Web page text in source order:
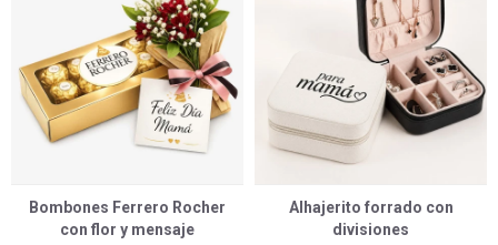
Bombones Ferrero Rocher
con flor y mensaje
Alhajerito forrado con
divisiones